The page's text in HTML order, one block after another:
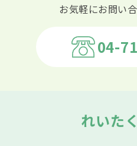
お気軽にお問い
04-
れいた